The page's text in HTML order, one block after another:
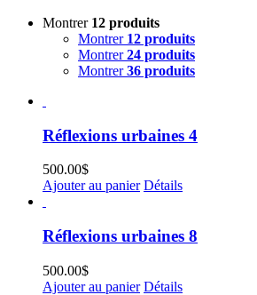
Montrer 12 produits
Montrer 12 produits
Montrer24 produits
Montrer36 produits
Réflexions urbaines 4
500.00$
Ajouter au panier Détails
Réflexions urbaines 8
500.00$
Ajouter au panier Détails